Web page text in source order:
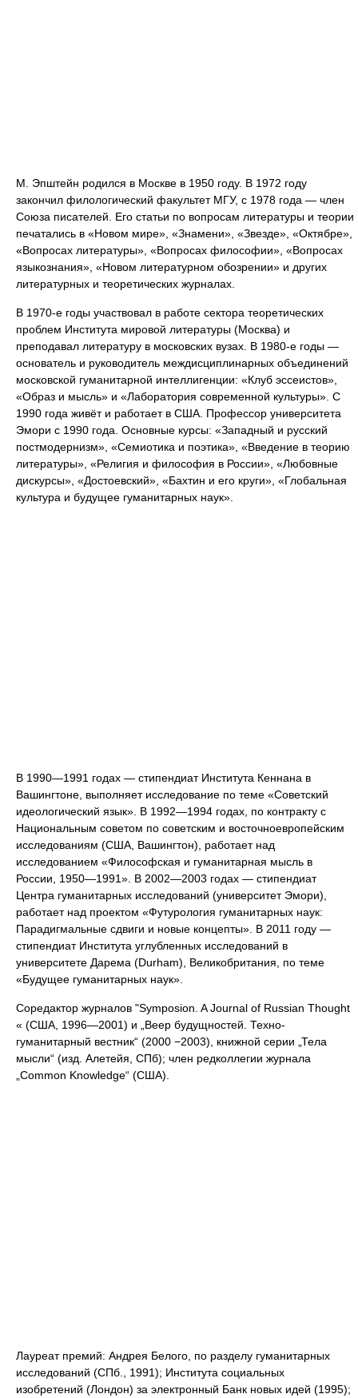
М. Эпштейн родился в Москве в 1950 году. В 1972 году
закончил филологический факультет МГУ, с 1978 года — член
Союза писателей. Его статьи по вопросам литературы и теории
печатались в «Новом мире», «Знамени», «Звезде», «Октябре»,
«Вопросах литературы», «Вопросах философии», «Вопросах
языкознания», «Новом литературном обозрении» и других
литературных и теоретических журналах.
В 1970-е годы участвовал в работе сектора теоретических
проблем Института мировой литературы (Москва) и
преподавал литературу в московских вузах. В 1980-е годы —
основатель и руководитель междисциплинарных объединений
московской гуманитарной интеллигенции: «Клуб эссеистов»,
«Образ и мысль» и «Лаборатория современной культуры». С
1990 года живёт и работает в США. Профессор университета
Эмори с 1990 года. Основные курсы: «Западный и русский
постмодернизм», «Семиотика и поэтика», «Введение в теорию
литературы», «Религия и философия в России», «Любовные
дискурсы», «Достоевский», «Бахтин и его круги», «Глобальная
культура и будущее гуманитарных наук».
В 1990—1991 годах — стипендиат Института Кеннана в
Вашингтоне, выполняет исследование по теме «Советский
идеологический язык». В 1992—1994 годах, по контракту с
Национальным советом по советским и восточноевропейским
исследованиям (США, Вашингтон), работает над
исследованием «Философская и гуманитарная мысль в
России, 1950—1991». В 2002—2003 годах — стипендиат
Центра гуманитарных исследований (университет Эмори),
работает над проeктом «Футурология гуманитарных наук:
Парадигмальные сдвиги и новые концепты». В 2011 году —
стипендиат Института углубленных исследований в
университете Дарема (Durham), Великобритания, по теме
«Будущее гуманитарных наук».
Соредактор журналов "Symposion. A Journal of Russian Thought
« (США, 1996—2001) и „Веер будущностей. Техно-
гуманитарный вестник“ (2000 −2003), книжной серии „Тела
мысли“ (изд. Алетейя, СПб); член редколлегии журналa
„Common Knowledge“ (США).
Лауреат премий: Андрея Белого, по разделу гуманитарных
исследований (СПб., 1991); Института социальных
изобретений (Лондон) за электронный Банк новых идей (1995);